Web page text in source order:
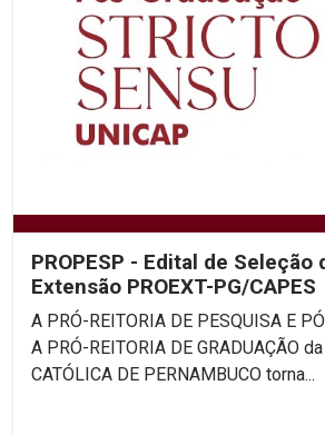
PROPESP - Edital de Seleção
Extensão PROEXT-PG/CAPES
A PRÓ-REITORIA DE PESQUISA E
A PRÓ-REITORIA DE GRADUAÇÃO
CATÓLICA DE PERNAMBUCO torna...